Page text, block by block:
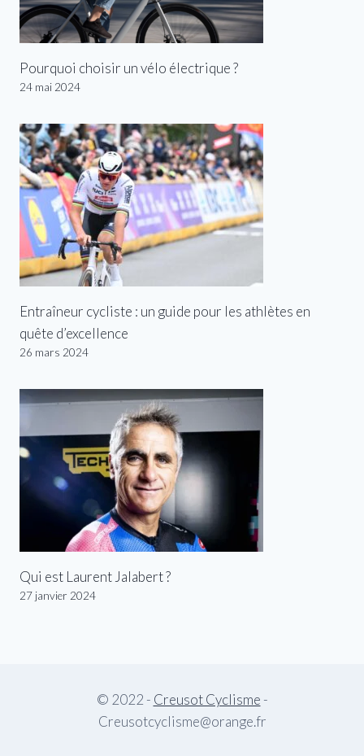
Pourquoi choisir un vélo électrique ?
24 mai 2024
Entraîneur cycliste : un guide pour les athlètes en
quête d’excellence
26 mars 2024
Qui est Laurent Jalabert ?
27 janvier 2024
© 2022 - Creusot Cyclisme -
Creusotcyclisme@orange.fr